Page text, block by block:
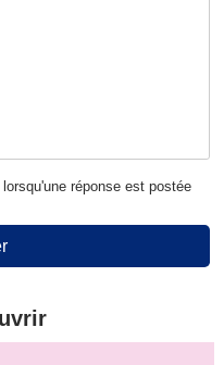
réponse est postée